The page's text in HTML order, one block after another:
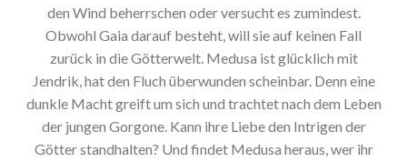
den Wind beherrschen oder versucht es zumindest.
Obwohl Gaia darauf besteht, will sie auf keinen Fall
zurück in die Götterwelt. Medusa ist glücklich mit
Jendrik, hat den Fluch überwunden scheinbar. Denn eine
dunkle Macht greift um sich und trachtet nach dem Leben
der jungen Gorgone. Kann ihre Liebe den Intrigen der
Götter standhalten? Und findet Medusa heraus, wer ihr